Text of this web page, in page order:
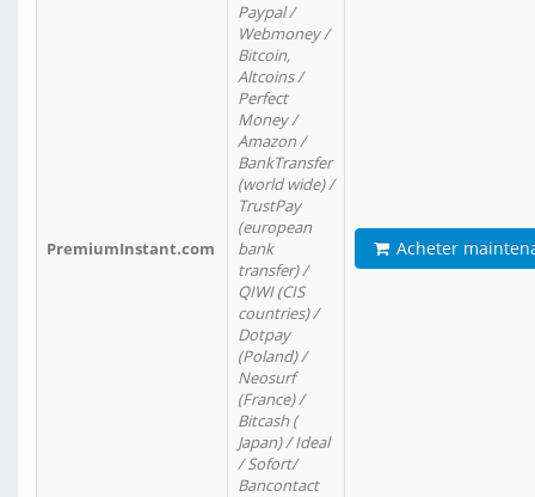
PremiumInstant.com
Paypal /
Webmoney /
Bitcoin,
Altcoins /
Perfect
Money /
Amazon /
BankTransfer
(world wide) /
TrustPay
(european
bank
transfer) /
QIWI (CIS
countries) /
Dotpay
(Poland) /
Neosurf
(France) /
Bitcash (
Japan) / Ideal
/ Sofort/
Bancontact
Acheter